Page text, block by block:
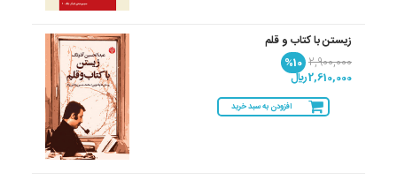
زیستن با کتاب و قلم
2,900,000
%10
2,610,000 ريال
افزودن به سبد خرید